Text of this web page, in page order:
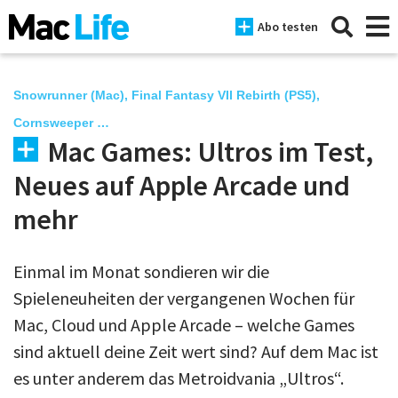
Abo testen
News
iPhone
Mac
Tests
Tipps
Magazine
Snowrunner (Mac), Final Fantasy VII Rebirth (PS5),
Cornsweeper …
Mac Games: Ultros im Test,
Neues auf Apple Arcade und
mehr
Einmal im Monat sondieren wir die
Spieleneuheiten der vergangenen Wochen für
Mac, Cloud und Apple Arcade – welche Games
sind aktuell deine Zeit wert sind? Auf dem Mac ist
es unter anderem das Metroidvania „Ultros“.